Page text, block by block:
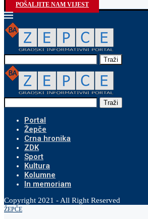
POŠALJITE NAM VIJEST
Traži
Traži
Portal
Žepče
Crna hronika
ZDK
Sport
Kultura
Kolumne
In memoriam
Copyright 2021 - All Right Reserved
ŽEPČE